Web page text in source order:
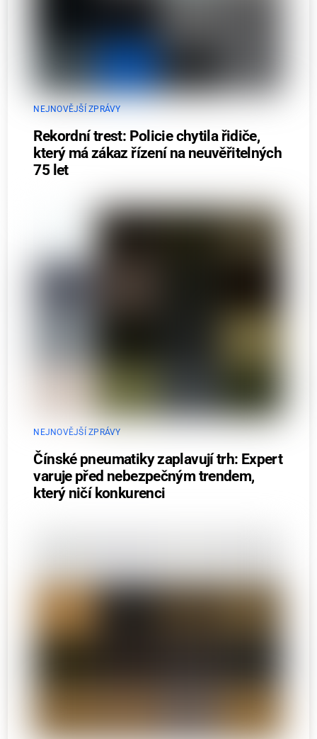
NEJNOVĚJŠÍ ZPRÁVY
Rekordní trest: Policie chytila řidiče,
který má zákaz řízení na neuvěřitelných
75 let
NEJNOVĚJŠÍ ZPRÁVY
Čínské pneumatiky zaplavují trh: Expert
varuje před nebezpečným trendem,
který ničí konkurenci